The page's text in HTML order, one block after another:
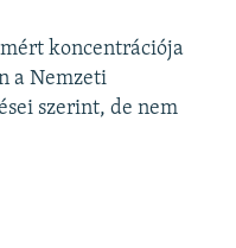
koncentrációja
a Nemzeti
szerint, de nem